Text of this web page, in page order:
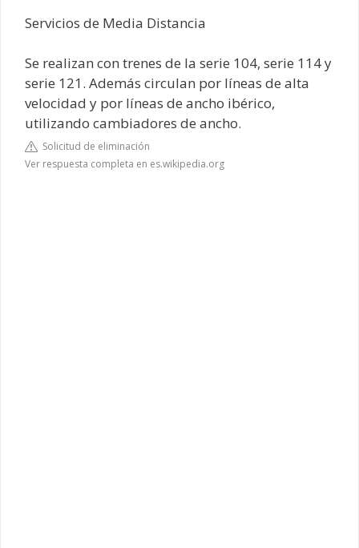
Servicios de Media Distancia
Se realizan con trenes de la serie 104, serie 114 y
serie 121. Además circulan por líneas de alta
velocidad y por líneas de ancho ibérico,
utilizando cambiadores de ancho.
Solicitud de eliminación
Ver respuesta completa en es.wikipedia.org